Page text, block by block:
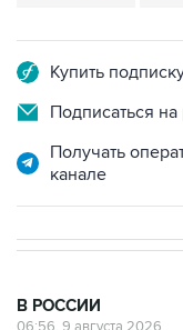
Купить
Подписаться
Получать
канале
В РОССИИ